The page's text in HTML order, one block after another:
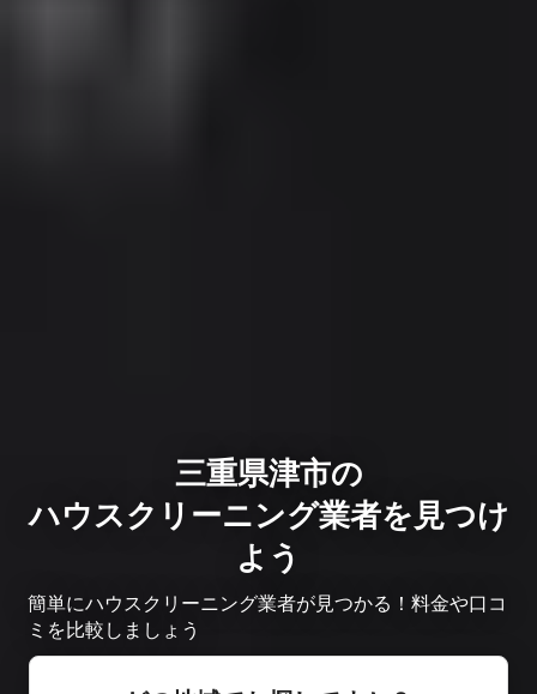
三重県津市の
ハウスクリーニング業者を見つけ
よう
簡単にハウスクリーニング業者が見つかる！料金や口コ
ミを比較しましょう